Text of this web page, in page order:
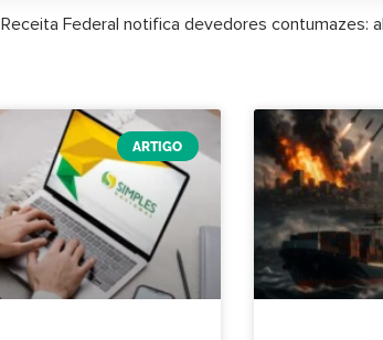
Receita Federal notifica devedores contumazes:
ARTIGO